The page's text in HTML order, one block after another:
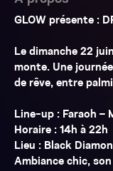
GLOW présente :
Le dimanche 22
monte. Une
de rêve, entre
Line-up : Faraoh –
Horaire : 14h à 22h
Lieu : Black
Ambiance chic,